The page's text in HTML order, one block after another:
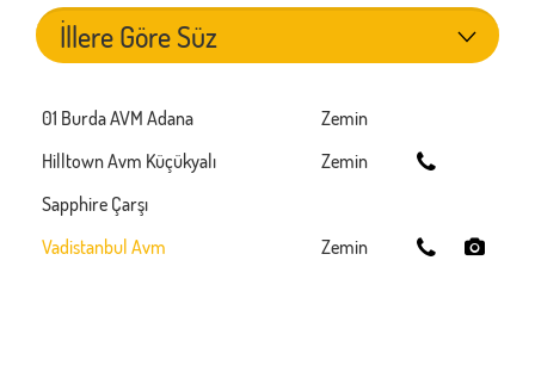
01 Burda AVM Adana
Zemin
Hilltown Avm Küçükyalı
Zemin
Sapphire Çarşı
Vadistanbul Avm
Zemin